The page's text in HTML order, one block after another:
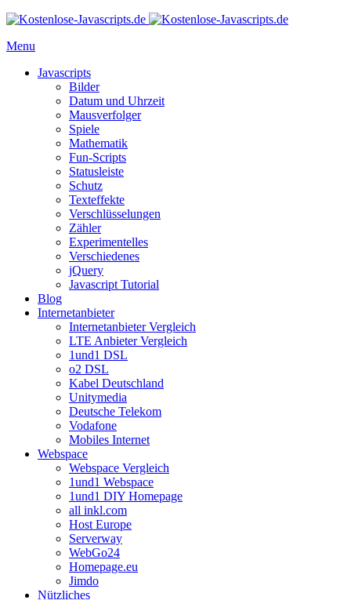
Menu
Javascripts
Bilder
Datum und Uhrzeit
Mausverfolger
Spiele
Mathematik
Fun-Scripts
Statusleiste
Schutz
Texteffekte
Verschlüsselungen
Zähler
Experimentelles
Verschiedenes
jQuery
Javascript Tutorial
Blog
Internetanbieter
Internetanbieter Vergleich
LTE Anbieter Vergleich
1und1 DSL
o2 DSL
Kabel Deutschland
Unitymedia
Deutsche Telekom
Vodafone
Mobiles Internet
Webspace
Webspace Vergleich
1und1 Webspace
1und1 DIY Homepage
all inkl.com
Host Europe
Serverway
WebGo24
Homepage.eu
Jimdo
Nützliches